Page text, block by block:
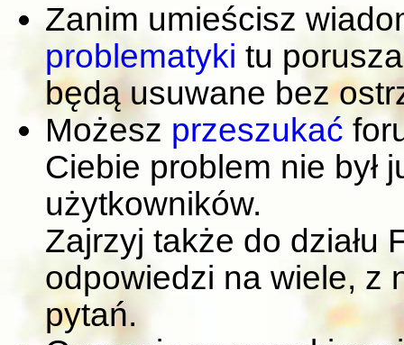
Zanim umieścisz
problematyki tu
będą usuwane bez
Możesz przeszukać
Ciebie problem nie był
użytkowników.
Zajrzyj także do działu
odpowiedzi na wiele, z
pytań.